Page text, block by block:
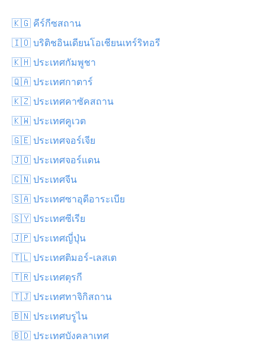
🇰🇬 คีร์กีซสถาน
🇮🇴 บริติชอินเดียนโอเชียนเทร์ริทอรี
🇰🇭 ประเทศกัมพูชา
🇶🇦 ประเทศกาตาร์
🇰🇿 ประเทศคาซัคสถาน
🇰🇼 ประเทศคูเวต
🇬🇪 ประเทศจอร์เจีย
🇯🇴 ประเทศจอร์แดน
🇨🇳 ประเทศจีน
🇸🇦 ประเทศซาอุดีอาระเบีย
🇸🇾 ประเทศซีเรีย
🇯🇵 ประเทศญี่ปุ่น
🇹🇱 ประเทศติมอร์-เลสเต
🇹🇷 ประเทศตุรกี
🇹🇯 ประเทศทาจิกิสถาน
🇧🇳 ประเทศบรูไน
🇧🇩 ประเทศบังคลาเทศ